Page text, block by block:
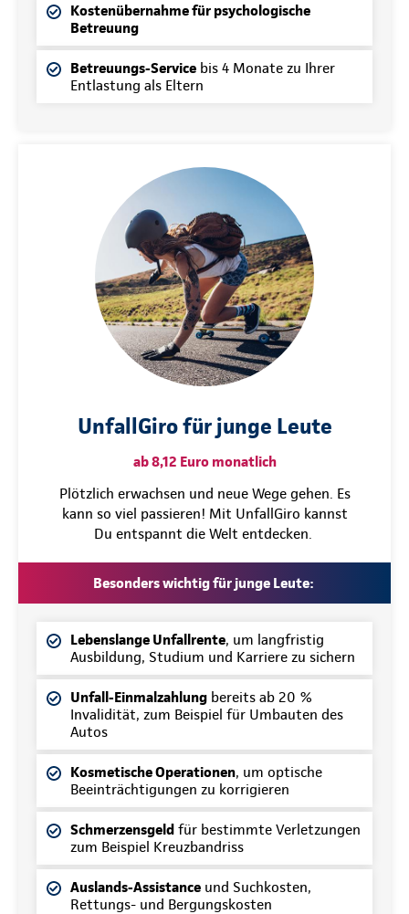
Kostenübernahme für psychologische
Betreuung
Betreuungs-Service bis 4 Monate zu Ihrer
Entlastung als Eltern
UnfallGiro für junge Leute
ab 8,12 Euro monatlich
Plötzlich erwachsen und neue Wege gehen. Es
kann so viel passieren! Mit UnfallGiro kannst
Du entspannt die Welt entdecken.
Besonders wichtig für junge Leute:
Lebenslange Unfallrente, um langfristig
Ausbildung, Studium und Karriere zu sichern
Unfall-Einmalzahlung bereits ab 20 %
Invalidität, zum Beispiel für Umbauten des
Autos
Kosmetische Operationen, um optische
Beeinträchtigungen zu korrigieren
Schmerzensgeld für bestimmte Verletzungen
zum Beispiel Kreuzbandriss
Auslands-Assistance und Suchkosten,
Rettungs- und Bergungskosten